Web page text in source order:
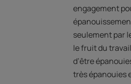
engagement
seulement par
le fruit du
d’être
très épanouies